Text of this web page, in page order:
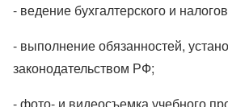
- ведение бухгалтерского и
- выполнение обязанностей,
законодательством РФ;